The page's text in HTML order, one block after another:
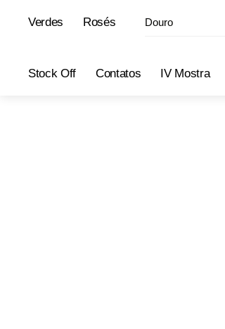
Verdes Rosés Douro
Stock Off Contatos IV Mostra